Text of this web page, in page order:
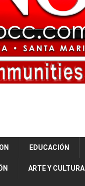
de parto”
EDUCACIÓN
ARTE Y CULTURA